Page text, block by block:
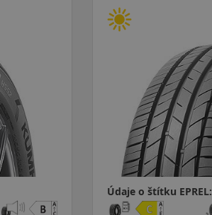
Údaje o štítku EPREL: